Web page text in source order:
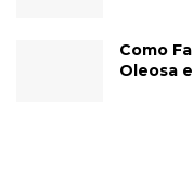
Como
Oleosa